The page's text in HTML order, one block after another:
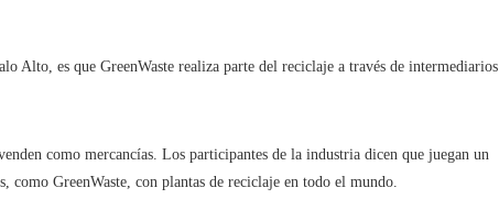
Alto, es que GreenWaste realiza parte del reciclaje a través de intermediarios
como mercancías. Los participantes de la industria dicen que juegan un
como GreenWaste, con plantas de reciclaje en todo el mundo.